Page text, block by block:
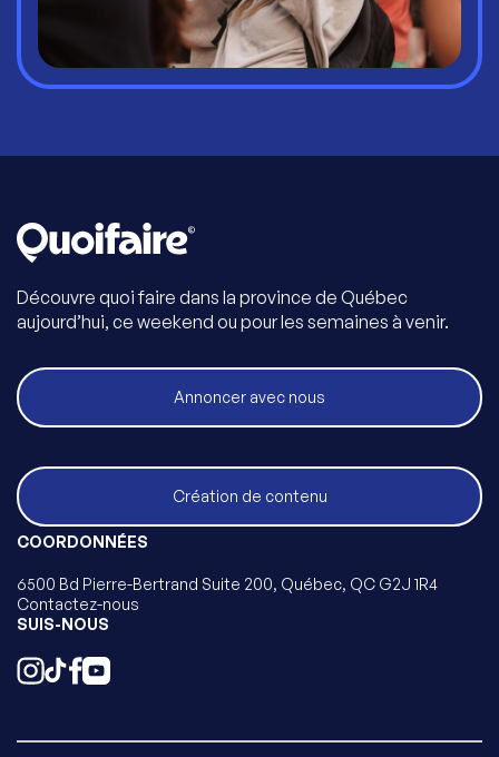
Découvre quoi faire dans la province de Québec
aujourd’hui, ce weekend ou pour les semaines à venir.
Annoncer avec nous
Création de contenu
COORDONNÉES
6500 Bd Pierre-Bertrand Suite 200, Québec, QC G2J 1R4
Contactez-nous
SUIS-NOUS